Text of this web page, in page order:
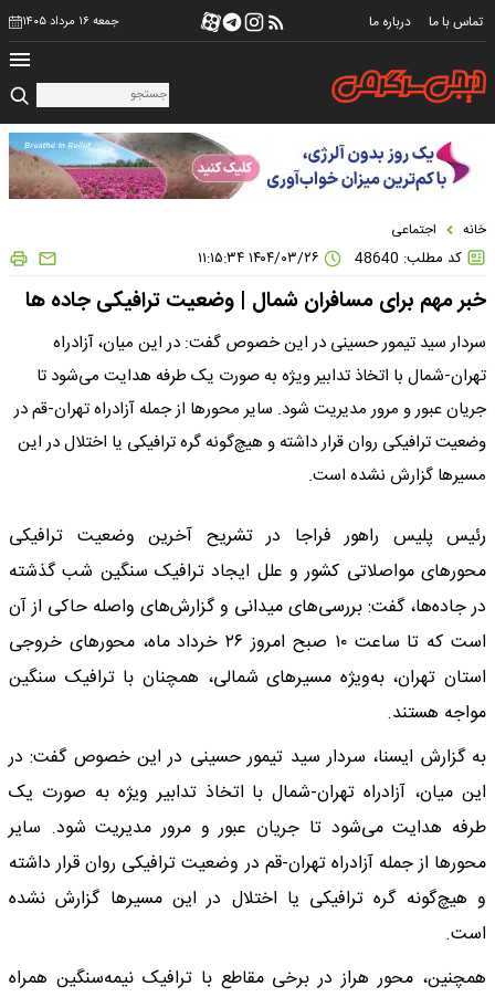
تماس با ما درباره ما جمعه ۱۶ مرداد ۱۴۰۵
خانه اجتماعی
کد مطلب: 48640
خبر مهم برای مسافران شمال | وضعیت ترافیکی جاده ها
سردار سید تیمور حسینی در این خصوص گفت: در این میان، آزادراه
تهران-شمال با اتخاذ تدابیر ویژه به صورت یک‌ طرفه هدایت می‌شود تا
جریان عبور و مرور مدیریت شود. سایر محورها از جمله آزادراه تهران-قم در
وضعیت ترافیکی روان قرار داشته و هیچ‌گونه گره ترافیکی یا اختلال در این
مسیرها گزارش نشده است.
رئیس پلیس راهور فراجا در تشریح آخرین وضعیت ترافیکی
محورهای مواصلاتی کشور و علل ایجاد ترافیک سنگین شب گذشته
در جاده‌ها، گفت: بررسی‌های میدانی و گزارش‌های واصله حاکی از آن
است که تا ساعت ۱۰ صبح امروز ۲۶ خرداد ماه، محورهای خروجی
استان تهران، به‌ویژه مسیرهای شمالی، همچنان با ترافیک سنگین
مواجه هستند.
به گزارش ایسنا، سردار سید تیمور حسینی در این خصوص گفت: در
این میان، آزادراه تهران-شمال با اتخاذ تدابیر ویژه به صورت یک‌
طرفه هدایت می‌شود تا جریان عبور و مرور مدیریت شود. سایر
محورها از جمله آزادراه تهران-قم در وضعیت ترافیکی روان قرار داشته
و هیچ‌گونه گره ترافیکی یا اختلال در این مسیرها گزارش نشده
است.
همچنین، محور هراز در برخی مقاطع با ترافیک نیمه‌سنگین همراه